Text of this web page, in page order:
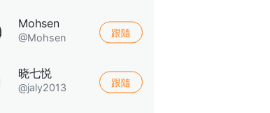
Mohsen
@Mohsen 跟隨
晓七悦
@jaly2013 跟隨